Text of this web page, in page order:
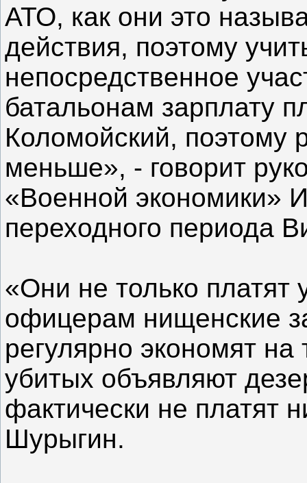
АТО, как они это
действия, поэтому
непосредственное
батальонам зарплату
Коломойский, поэтому
меньше», - говорит
«Военной экономики»
переходного периода
«Они не только платят
офицерам нищенские
регулярно экономят
убитых объявляют
фактически не платят
Шурыгин.